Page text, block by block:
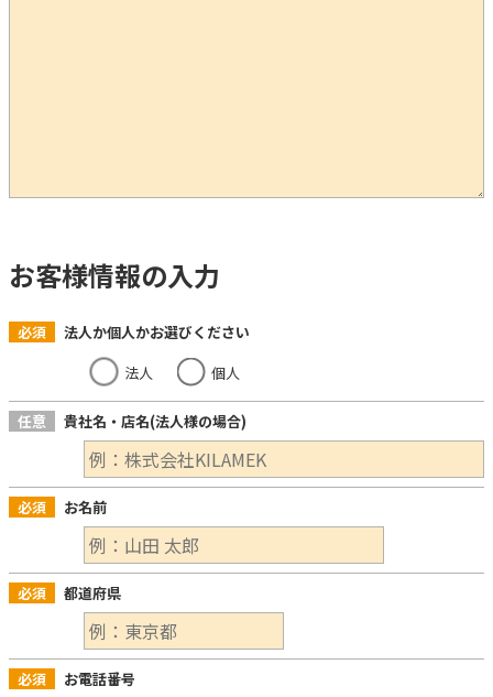
お客様情報の入力
必須
法人か個人かお選びください
法人
個人
任意 貴社名・店名(法人様の場合)
必須 お名前
必須 都道府県
必須 お電話番号